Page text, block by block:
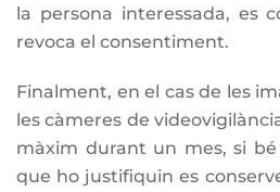
la persona interessada, es
revoca el consentiment.
Finalment, en el cas de les
les càmeres de
màxim durant un mes, si bé
que ho justifiquin es